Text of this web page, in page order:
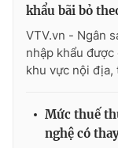
khẩu bãi bỏ
VTV.vn - Ngân
nhập khẩu
khu vực nội địa,
Mức thuế
nghệ có